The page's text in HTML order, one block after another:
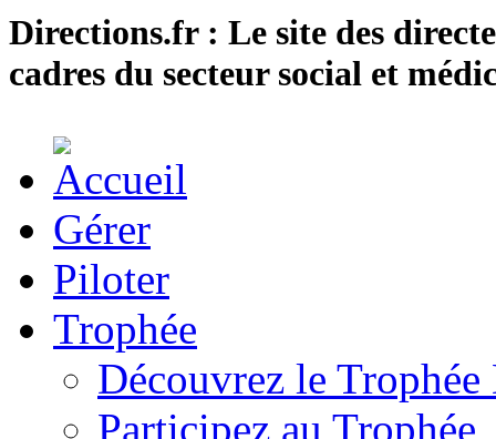
Directions.fr : Le site des
cadres du secteur social et
Gérer
Piloter
Trophée
Découvrez le
Participez au Trophée